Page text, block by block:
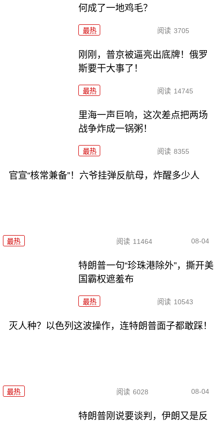
何成了一地鸡毛？
最热 阅读 3705
刚刚，普京被逼亮出底牌！俄罗
斯要干大事了！
最热 阅读 14745
里海一声巨响，这次差点把两场
战争炸成一锅粥！
最热 阅读 8355
官宣“核常兼备”！六爷挂弹反航母，炸醒多少人
最热 阅读 11464 08-04
特朗普一句“珍珠港除外”，撕开美
国霸权遮羞布
最热 阅读 10543
灭人种？以色列这波操作，连特朗普面子都敢踩！
最热 阅读 6028 08-04
特朗普刚说要谈判，伊朗又是反